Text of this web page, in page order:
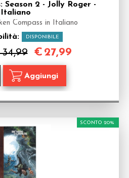
Season 2 - Jolly Roger -
Italiano
Compass in Italiano
DISPONIBILE
€ 27,99
SCONTO 20%